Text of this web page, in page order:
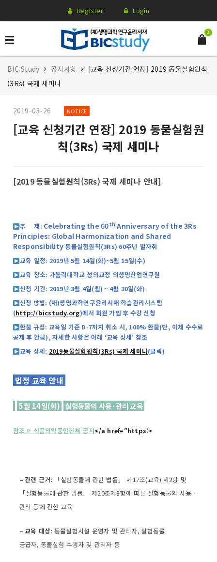
Register Login
0
BIC Study 공지사항
[교육 신청기간 연장] 2019 동물실험원칙
(3Rs) 국제 세미나
2019-03-26 NOTICE
[교육 신청기간 연장] 2019 동물실험원
칙(3Rs) 국제 세미나
[2019동물실험원칙(3Rs) 국제 세미나 안내]
주 제: Celebrating the 60th Anniversary of the 3Rs
Principles: Global Harmonization and Shared
Responsibility동물실험원칙(3Rs) 60주년 발자취
교육 일정: 2019년 5월 14일(화)~5월 15일(수)
교육 장소: 가톨릭대학교 성의교정 의생명산업연구원
신청 기간: 2019년 3월 4일(월) ~ 4월 30일(화)
신청 방법: (재)생명과학연구윤리서재 학습관리시스템
(http://bicstudy.org)에서 회원 가입 후 수강 신청
환불 규정: 교육일 기준 D-7까지 취소 시, 100% 환불(단, 이체 수수료
공제 후 환급), 자세한 사항은 아래 ‘교육 상세’ 참조
교육 상세: 2019동물실험원칙(3Rs) 국제 세미나(클릭)
법정 교육 안내
5월 14일(화) 실험동물의 사용·관리 교육
참조☞ 식품의약품안전처 공지</a href=”https:>
–관련 근거: 「실험동물에 관한 법률」 제17조(교육) 제2항 및
「실험동물에 관한 법률」 제20조제3항에 따른 실험동물의 사용 ·
관리 등에 관한 교육
–교육 대상: 동물실험시설 운영자 및 관리자, 실험동물
공급자, 동물실험 수행자 및 관리자 등